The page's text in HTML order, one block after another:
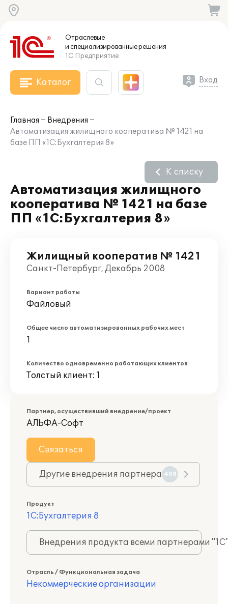
Отраслевые
и специализированныерешения
1С:Предприятие
Каталог Вход
Главная
Внедрения
Автоматизация жилищного кооператива № 1421 на
базе ПП «1С:Бухгалтерия 8»
Автоматизация жилищного
кооператива № 1421 на базе
ПП «1С:Бухгалтерия 8»
К списку
Жилищный кооператив № 1421
Санкт-Петербург, Декабрь 2008
Вариант работы
Файловый
Общее число автоматизированных рабочих мест
1
Количество одновременно работающих клиентов
Толстый клиент: 1
Партнер, осуществивший внедрение/проект
АЛЬФА-Софт
Связаться
Другие внедрения партнера 408
Продукт
1С:Бухгалтерия 8
Внедрения продукта всеми партнерами
Отрасль / Функциональная задача
Некоммерческие организации